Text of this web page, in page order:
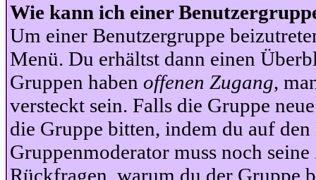
Wie kann ich einer
Um einer Benutzergruppe
Menü. Du erhältst dann einen
Gruppen haben offenen Zugang,
versteckt sein. Falls die Gruppe
die Gruppe bitten, indem du auf
Gruppenmoderator muss noch
Rückfragen, warum du der Gruppe